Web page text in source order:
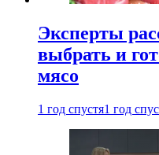
Эксперты
выбрать и
мясо
1 год спустя1 год